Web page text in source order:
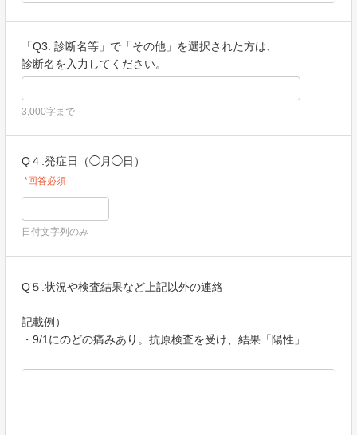
「Q3. 診断名等」で「その他」を選択された方は、
診断名を入力してください。
3,000字まで
Q４.発症日（◯月◯日）
*回答必須
日付文字列のみ
Q５.状況や検査結果など上記以外の連絡
記載例）
・9/1にのどの痛みあり。抗原検査を受け、結果「陽性」